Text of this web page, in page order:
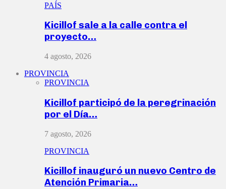
PAÍS
Kicillof sale a la calle contra el
proyecto…
4 agosto, 2026
PROVINCIA
PROVINCIA
Kicillof participó de la peregrinación
por el Día…
7 agosto, 2026
PROVINCIA
Kicillof inauguró un nuevo Centro de
Atención Primaria…